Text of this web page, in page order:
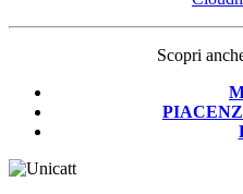
Scopri